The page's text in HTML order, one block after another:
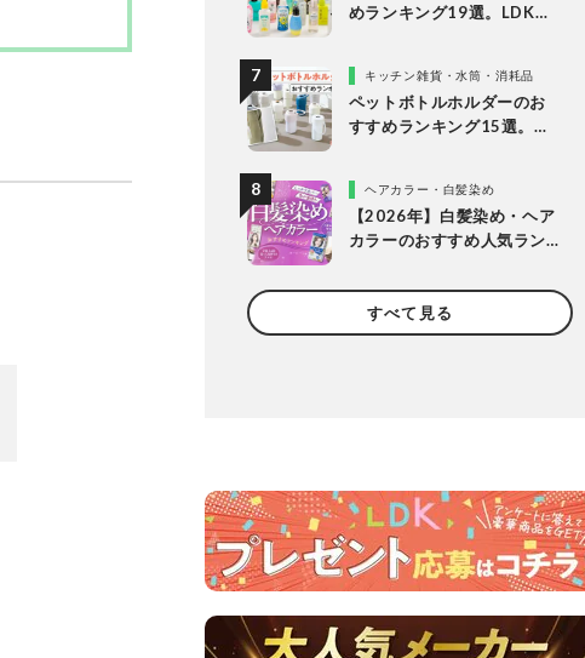
めランキング19選。LDKが
キッチン雑貨・水筒・消耗品
ペットボトルホルダーのお
すすめランキング15選。
ヘアカラー・白髪染め
【2026年】白髪染め・ヘア
カラーのおすすめ人気ラン
市販製品を明るめ・暗め別
に比較
すべて見る